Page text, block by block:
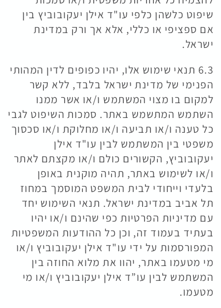
שיפוט כלשהן כלפי עו"ד אילן יעקובוביץ בין
אם ספציפי או כללי, אלא אך ורק במדינת
ישראל.
6.3 תנאי שימוש אלו, יהיו כפופים לדין המהותי
הפנימי של מדינת ישראל בלבד, ללא קשר
למקום בו מצוי המשתמש ו/או אשר ממנו
השתמש המתשמש באתר. סמכות השיפוט לגבי
כל טענה ו/או תביעה ו/או מחלוקת ו/או סכסוך
משפטי בין המשתמש לבין עו"ד אילן
יעקובוביץ, הקשורים כולם ו/או מקצתם לאתר
ו/או לשימוש באתר, תהיה מוקנית באופן
בלעדי וייחודי לבית המשפט המוסמך במחוז
תל אביב במדינת ישראל. תנאי השימוש יחד
עם מדיניות הפרטיות כפי שהינם ו/או יהיו
בעתיד בעמוד זה, וכן כל ההודעות המשפטיות
המפורסמות על ידי עו"ד אילן יעקובוביץ ו/או
מי מטעמו באתר, יהוו את מלוא החוזה בין
המשתמש לבין עו”ד אילן יעקובוביץ ו/או מי
מטעמו.